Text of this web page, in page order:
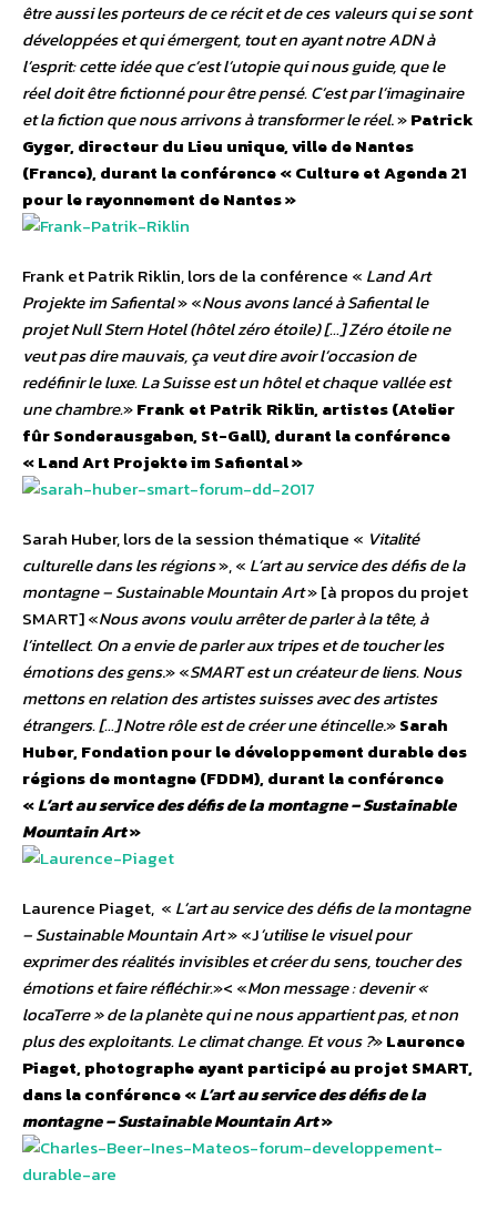
être aussi les porteurs de ce récit et de ces valeurs qui se sont
développées et qui émergent, tout en ayant notre ADN à
l’esprit: cette idée que c’est l’utopie qui nous guide, que le
réel doit être fictionné pour être pensé. C’est par l’imaginaire
et la fiction que nous arrivons à transformer le réel. »Patrick
Gyger, directeur du Lieu unique, ville de Nantes
(France), durant la conférence « Culture et Agenda 21
pour le rayonnement de Nantes »
Frank et Patrik Riklin, lors de la conférence « Land Art
Projekte im Safiental» «Nous avons lancé à Safiental le
projet Null Stern Hotel (hôtel zéro étoile) […] Zéro étoile ne
veut pas dire mauvais, ça veut dire avoir l’occasion de
redéfinir le luxe. La Suisse est un hôtel et chaque vallée est
une chambre.»Frank et Patrik Riklin, artistes (Atelier
fûr Sonderausgaben, St-Gall), durant la conférence
« Land Art Projekte im Safiental »
Sarah Huber, lors de la session thématique « Vitalité
culturelle dans les régions», « L’art au service des défis de la
montagne – Sustainable Mountain Art» [à propos du projet
SMART] «Nous avons voulu arrêter de parler à la tête, à
l’intellect. On a envie de parler aux tripes et de toucher les
émotions des gens.» «SMART est un créateur de liens. Nous
mettons en relation des artistes suisses avec des artistes
étrangers. […] Notre rôle est de créer une étincelle.»Sarah
Huber, Fondation pour le développement durable des
régions de montagne (FDDM), durant la conférence
«L’art au service des défis de la montagne – Sustainable
Mountain Art»
Laurence Piaget, « L’art au service des défis de la montagne
– Sustainable Mountain Art» «J’utilise le visuel pour
exprimer des réalités invisibles et créer du sens, toucher des
émotions et faire réfléchir.»< «Mon message : devenir «
locaTerre » de la planète qui ne nous appartient pas, et non
plus des exploitants. Le climat change. Et vous ?»Laurence
Piaget, photographe ayant participé au projet SMART,
dans la conférence «L’art au service des défis de la
montagne – Sustainable Mountain Art»